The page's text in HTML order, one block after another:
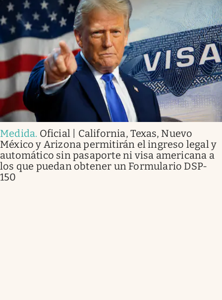
Medida. Oficial | California, Texas, Nuevo
México y Arizona permitirán el ingreso legal y
automático sin pasaporte ni visa americana a
los que puedan obtener un Formulario DSP-
150